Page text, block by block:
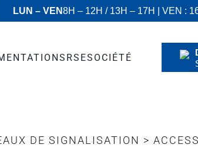
LUN – VEN8H – 12H / 13H – 17H | VEN :
RSESOCIÉTÉ
DE SIGNALISATION >